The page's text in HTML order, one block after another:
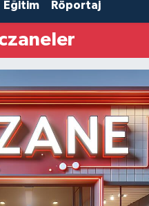
Eğitim Röportaj